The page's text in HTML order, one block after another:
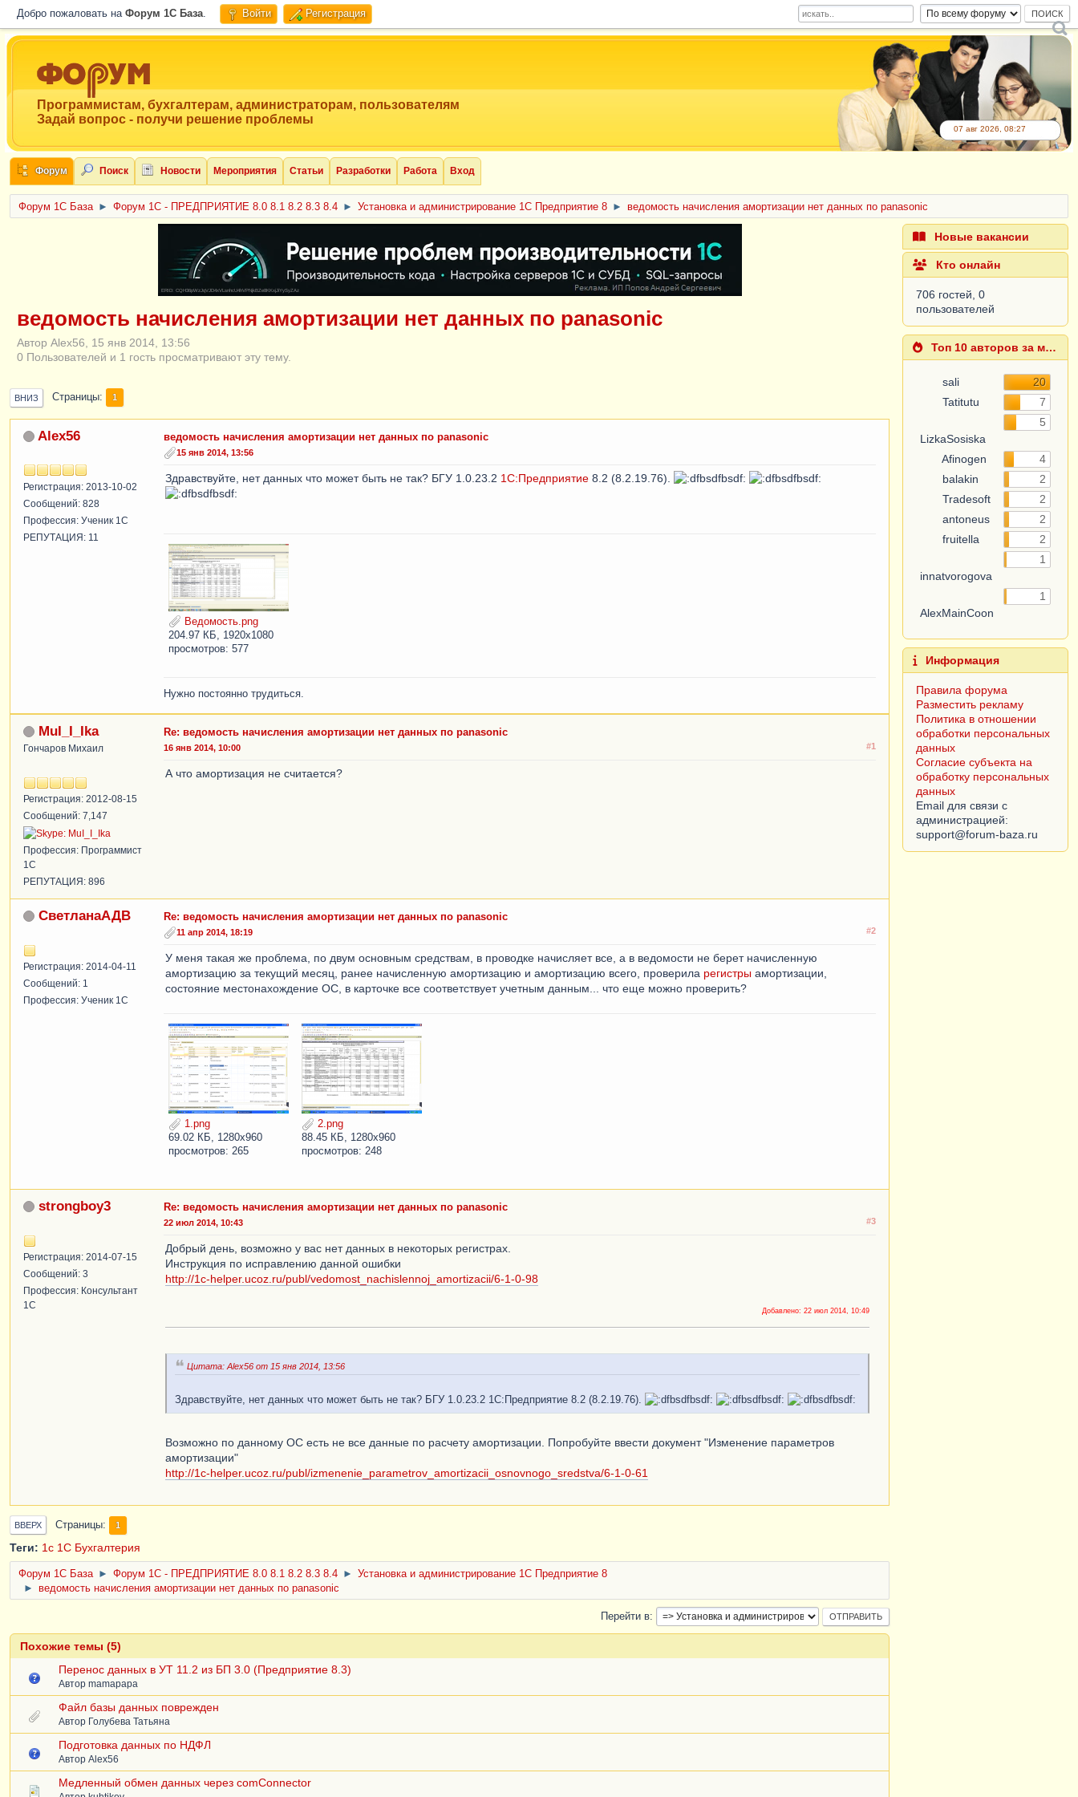
Добро пожаловать на Форум 1C База. Войти Регистрация
Программистам, бухгалтерам, администраторам, пользователям
Задай вопрос - получи решение проблемы
07 авг 2026, 08:27
Форум Поиск Новости Мероприятия Статьи Разработки Работа Вход
Форум 1C База ► Форум 1С - ПРЕДПРИЯТИЕ 8.0 8.1 8.2 8.3 8.4 ► Установка и администрирование 1С Предприятие 8 ► ведомость начисления амортизации нет данных по panasonic
ERID: CQH36pWzJqVJD4xVLsnhcU4hVPNjkBZe8KKxjJiYySyZAz
ведомость начисления амортизации нет данных по panasonic
Автор Alex56, 15 янв 2014, 13:56
0 Пользователей и 1 гость просматривают эту тему.
ВНИЗ Страницы 1
Alex56
Регистрация: 2013-10-02
Сообщений: 828
Профессия: Ученик 1С
РЕПУТАЦИЯ: 11
ведомость начисления амортизации нет данных по panasonic
15 янв 2014, 13:56
Здравствуйте, нет данных что может быть не так? БГУ 1.0.23.2 1С:Предприятие 8.2 (8.2.19.76).
Ведомость.png
204.97 КБ, 1920x1080
просмотров: 577
Нужно постоянно трудиться.
MuI_I_Ika
Гончаров Михаил
Регистрация: 2012-08-15
Сообщений: 7,147
Профессия: Программист
1С
РЕПУТАЦИЯ: 896
Re: ведомость начисления амортизации нет данных по panasonic
#1
16 янв 2014, 10:00
А что амортизация не считается?
СветланаАДВ
Регистрация: 2014-04-11
Сообщений: 1
Профессия: Ученик 1С
Re: ведомость начисления амортизации нет данных по panasonic
#2
11 апр 2014, 18:19
У меня такая же проблема, по двум основным средствам, в проводке начисляет все, а в ведомости не берет начисленную
амортизацию за текущий месяц, ранее начисленную амортизацию и амортизацию всего, проверила регистры амортизации,
состояние местонахождение ОС, в карточке все соответствует учетным данным... что еще можно проверить?
1.png
69.02 КБ, 1280x960
просмотров: 265
2.png
88.45 КБ, 1280x960
просмотров: 248
strongboy3
Регистрация: 2014-07-15
Сообщений: 3
Профессия: Консультант
1С
Re: ведомость начисления амортизации нет данных по panasonic
#3
22 июл 2014, 10:43
Добрый день, возможно у вас нет данных в некоторых регистрах.
Инструкция по исправлению данной ошибки
http://1c-helper.ucoz.ru/publ/vedomost_nachislennoj_amortizacii/6-1-0-98
Добавлено:22 июл 2014, 10:49
Цитата: Alex56 от 15 янв 2014, 13:56
Здравствуйте, нет данных что может быть не так? БГУ 1.0.23.2 1С:Предприятие 8.2 (8.2.19.76).
Возможно по данному ОС есть не все данные по расчету амортизации. Попробуйте ввести документ "Изменение параметров
амортизации"
http://1c-helper.ucoz.ru/publ/izmenenie_parametrov_amortizacii_osnovnogo_sredstva/6-1-0-61
ВВЕРХ Страницы 1
Теги: 1с 1С Бухгалтерия
Форум 1C База ► Форум 1С - ПРЕДПРИЯТИЕ 8.0 8.1 8.2 8.3 8.4 ►
Установка и администрирование 1С Предприятие 8
►
ведомость начисления амортизации нет данных по panasonic
Перейти в
Похожие темы (5)
Перенос данных в УТ 11.2 из БП 3.0 (Предприятие 8.3)
Автор mamapapa
Файл базы данных поврежден
Автор Голубева Татьяна
Подготовка данных по НДФЛ
Автор Alex56
Медленный обмен данных через comConnector
Новые вакансии
Кто онлайн
706 гостей, 0
пользователей
Топ 10 авторов за месяц
20
Tatitutu
7
5
Afinogen
balakin
2
Tradesoft
2
antoneus
2
fruitella
2
innatvorogova
1
1
Информация
Правила форума
Разместить рекламу
Политика в отношении
данных
Согласие субъекта на
обработку персональных
данных
Email для связи с
администрацией: